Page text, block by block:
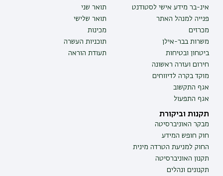
אינ-בר מידע אישי לסטודנט
פנייה למנהל האתר
מכרזים
משרות בבר-אילן
ביטחון ובטיחות
חירום ועזרה ראשונה
מוקד בקרה לדיווחים
אגף התקשוב
אגף התפעול
תואר שני
תואר שלישי
מכינות
תוכניות העשרה
תעודת הוראה
תקנות וביקורת
מבקר האוניברסיטה
חוק חופש המידע
החוק למניעת הטרדה מינית
תקנון האוניברסיטה
תקנונים ונהלים